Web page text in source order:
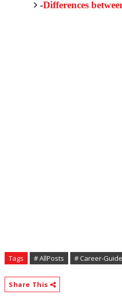
-Differences
Tags # AllPosts # Career-Guide
Share This